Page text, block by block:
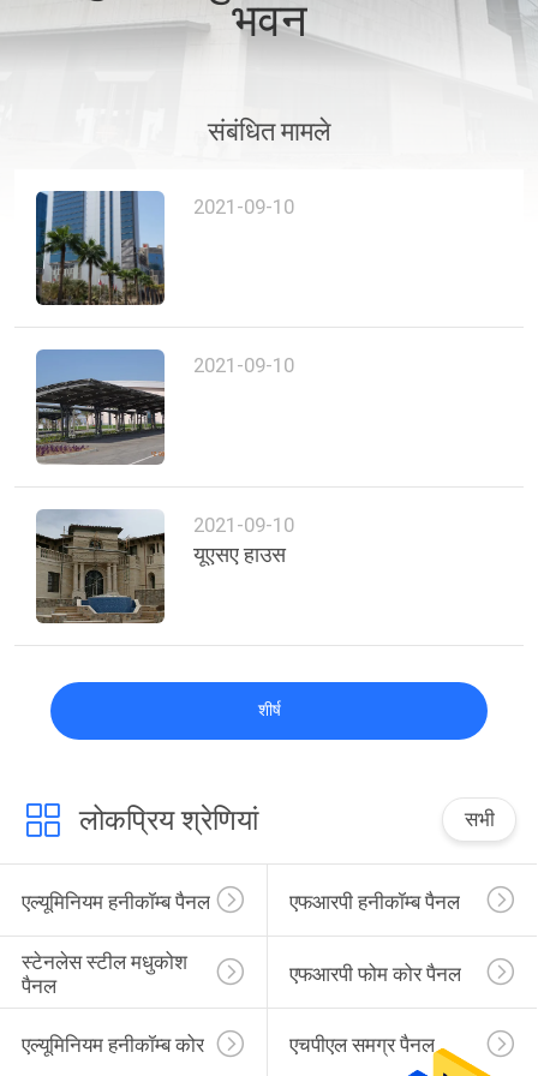
गुणवत्ता
नियंत्रण
करें
समाचार
मामलों
साइटमैप
गोपनीयता
नीति
भवन
संबंधित मामले
2021-09-10
2021-09-10
2021-09-10
यूएसए हाउस
शीर्ष
लोकप्रिय श्रेणियां सभी
एल्यूमिनियम हनीकॉम्ब पैनल एफआरपी हनीकॉम्ब पैनल
स्टेनलेस स्टील मधुकोश
पैनल
एफआरपी फोम कोर पैनल
एल्यूमिनियम हनीकॉम्ब कोर एचपीएल समग्र पैनल